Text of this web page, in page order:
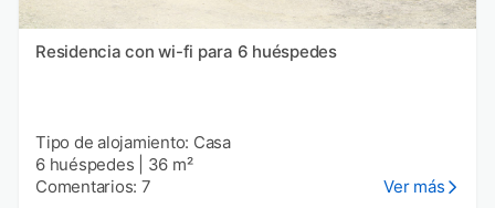
Residencia con wi-fi para 6 huéspedes
Tipo de alojamiento: Casa
6 huéspedes
36 m²
Comentarios: 7
Ver más